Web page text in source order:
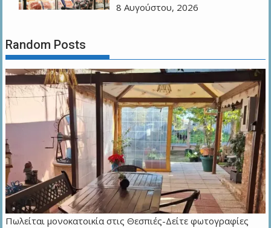
8 Αυγούστου, 2026
Random Posts
Πωλείται μονοκατοικία στις Θεσπιές-Δείτε φωτογραφίες